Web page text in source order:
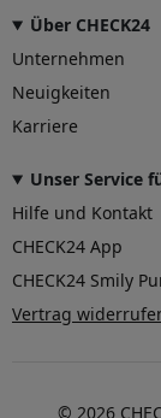
Über CHECK24
Unternehmen
Neuigkeiten
Karriere
Unser Service
Hilfe und Kontakt
CHECK24 App
CHECK24 Smily
Vertrag
© 2026